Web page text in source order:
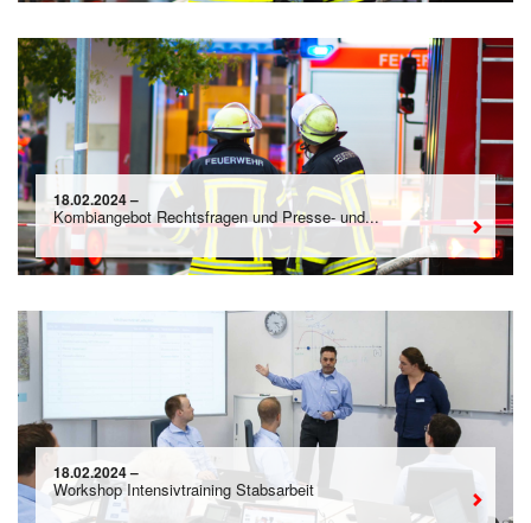
18.02.2024 –
Kombiangebot Rechtsfragen und Presse- und...
18.02.2024 –
Workshop Intensivtraining Stabsarbeit